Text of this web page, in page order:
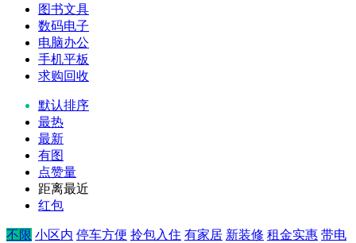
图书文具
数码电子
电脑办公
手机平板
求购回收
默认排序
最热
最新
有图
点赞量
距离最近
红包
不限 小区内 停车方便 拎包入住 有家居 新装修 租金实惠 带电